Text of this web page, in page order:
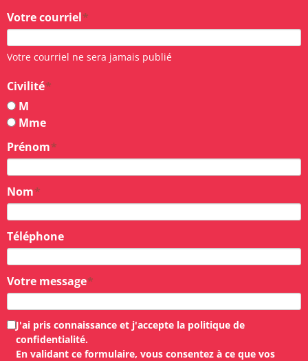
Votre courriel
Votre courriel ne sera jamais publié
Civilité
M
Mme
Prénom
Nom
Téléphone
Votre message
J'ai pris connaissance et j'accepte la politique de
confidentialité.
En validant ce formulaire, vous consentez à ce que vos